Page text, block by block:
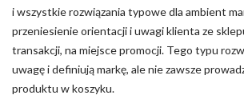
i wszystkie rozwiązania typowe dla ambient
przeniesienie orientacji i uwagi klienta ze
transakcji, na miejsce promocji. Tego typu
uwagę i definiują markę, ale nie zawsze
produktu w koszyku.
Zapisz moje preferencje